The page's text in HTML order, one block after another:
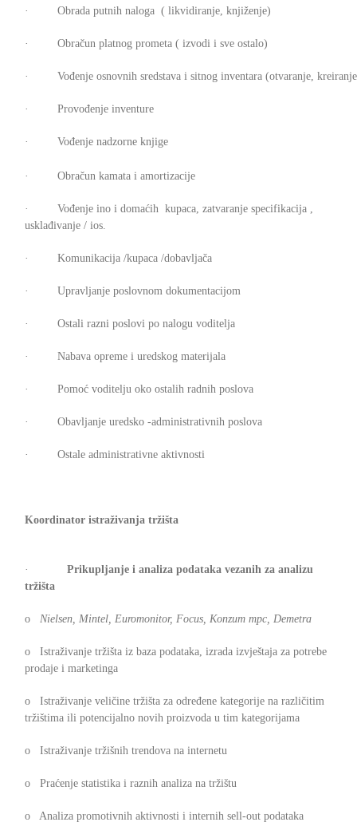
· Obrada putnih naloga ( likvidiranje, knjiženje)
· Obračun platnog prometa ( izvodi i sve ostalo)
· Vođenje osnovnih sredstava i sitnog inventara (otvaranje,
· Provođenje inventure
· Vođenje nadzorne knjige
· Obračun kamata i amortizacije
· Vođenje ino i domaćih kupaca, zatvaranje specifikacija ,
usklađivanje / ios.
· Komunikacija /kupaca /dobavljača
· Upravljanje poslovnom dokumentacijom
· Ostali razni poslovi po nalogu voditelja
· Nabava opreme i uredskog materijala
· Pomoć voditelju oko ostalih radnih poslova
· Obavljanje uredsko -administrativnih poslova
· Ostale administrativne aktivnosti
Koordinator istraživanja tržišta
·
Prikupljanje i analiza podataka vezanih za analizu
tržišta
o Nielsen, Mintel, Euromonitor, Focus, Konzum mpc, Demetra
o Istraživanje tržišta iz baza podataka, izrada izvještaja za potrebe
prodaje i marketinga
o Istraživanje veličine tržišta za određene kategorije na različitim
tržištima ili potencijalno novih proizvoda u tim kategorijama
o Istraživanje tržišnih trendova na internetu
o Praćenje statistika i raznih analiza na tržištu
o Analiza promotivnih aktivnosti i internih sell-out podataka